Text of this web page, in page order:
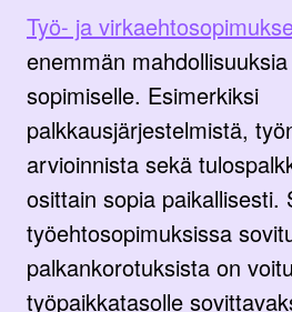
Työ- ja
enemmän
sopimiselle. Esimerkiksi
palkkausjärjestelmistä,
arvioinnista sekä
osittain sopia paikallisesti.
työehtosopimuksissa
palkankorotuksista on
työpaikkatasolle